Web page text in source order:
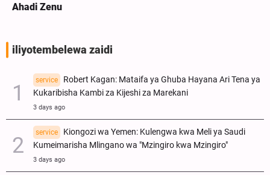
Ahadi Zenu
iliyotembelewa zaidi
service
Robert Kagan: Mataifa ya Ghuba Hayana Ari Tena ya
Kukaribisha Kambi za Kijeshi za Marekani
3 days ago
service
Kiongozi wa Yemen: Kulengwa kwa Meli ya Saudi
Kumeimarisha Mlingano wa "Mzingiro kwa Mzingiro"
3 days ago